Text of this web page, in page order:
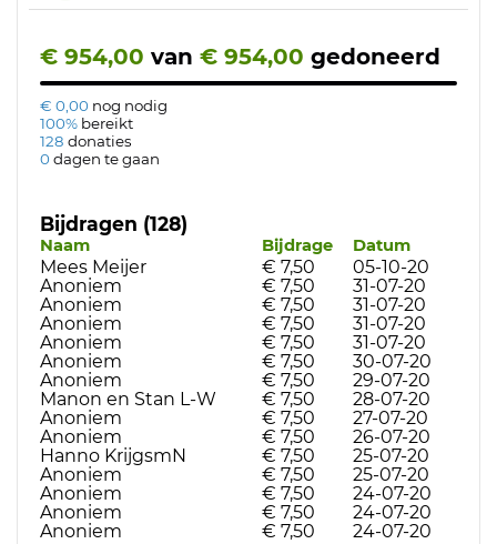
€ 954,00 van € 954,00 gedoneerd
€ 0,00 nog nodig
100% bereikt
128 donaties
0dagen te gaan
Bijdragen (128)
Naam Bijdrage Datum
Mees Meijer € 7,50
05-10-20
Anoniem
€ 7,50
31-07-20
Anoniem
€ 7,50
31-07-20
Anoniem
€ 7,50
31-07-20
Anoniem
€ 7,50
31-07-20
Anoniem
€ 7,50
30-07-20
Anoniem
€ 7,50
29-07-20
Manon en Stan L-W
€ 7,50
28-07-20
Anoniem
€ 7,50
27-07-20
Anoniem
€ 7,50
26-07-20
Hanno KrijgsmN
€ 7,50
25-07-20
Anoniem
€ 7,50
25-07-20
Anoniem
€ 7,50
24-07-20
Anoniem
€ 7,50
24-07-20
Anoniem
€ 7,50 24-07-20